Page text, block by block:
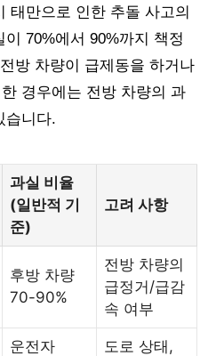
태만으로 인한 추돌 사고의
70%에서 90%까지 책정
방 차량이 급제동을 하거나
경우에는 전방 차량의 과
습니다.
과실 비율
(일반적 기
준)
고려 사항
후방 차량
70-90%
전방 차량의
급정거/급감
속 여부
운전자 도로 상태,